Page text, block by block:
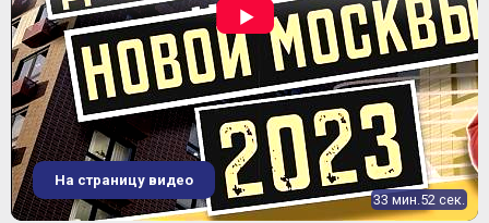
33 мин.52 сек.
На страницу видео